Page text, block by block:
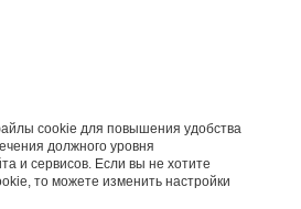
cookie для повышения удобства
должного уровня
и сервисов. Если вы не хотите
то можете изменить настройки